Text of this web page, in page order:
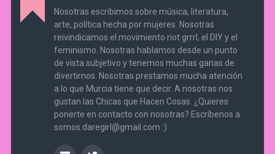
Nosotras escribimos sobre música, literatura,
arte, política hecha por mujeres. Nosotras
reivindicamos el movimiento riot grrrl, el DIY y el
feminismo. Nosotras hablamos desde un punto
de vista subjetivo y tenemos muchas ganas de
divertirnos. Nosotras prestamos mucha atención
a lo que Murcia tiene que decir. A nosotras nos
gustan las Chicas que Hacen Cosas. ¿Quieres
ponerte en contacto con nosotras? Escríbenos a
somos.daregirl@gmail.com :)